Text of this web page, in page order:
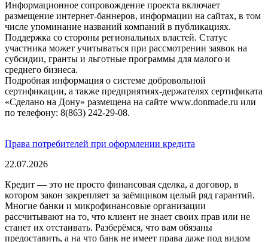
Информационное сопровождение проекта включает
размещение интернет-баннеров, информации на сайтах, в том
числе упоминание названий компаний в публикациях.
Поддержка со стороны региональных властей. Статус
участника может учитываться при рассмотрении заявок на
субсидии, гранты и льготные программы для малого и
среднего бизнеса.
Подробная информация о системе добровольной
сертификации, а также предприятиях-держателях сертификата
«Сделано на Дону» размещена на сайте www.donmade.ru или
по телефону: 8(863) 242-29-08.
Права потребителей при оформлении кредита
22.07.2026
Кредит — это не просто финансовая сделка, а договор, в
котором закон закрепляет за заёмщиком целый ряд гарантий.
Многие банки и микрофинансовые организации
рассчитывают на то, что клиент не знает своих прав или не
станет их отстаивать. Разберёмся, что вам обязаны
предоставить, а на что банк не имеет права даже под видом